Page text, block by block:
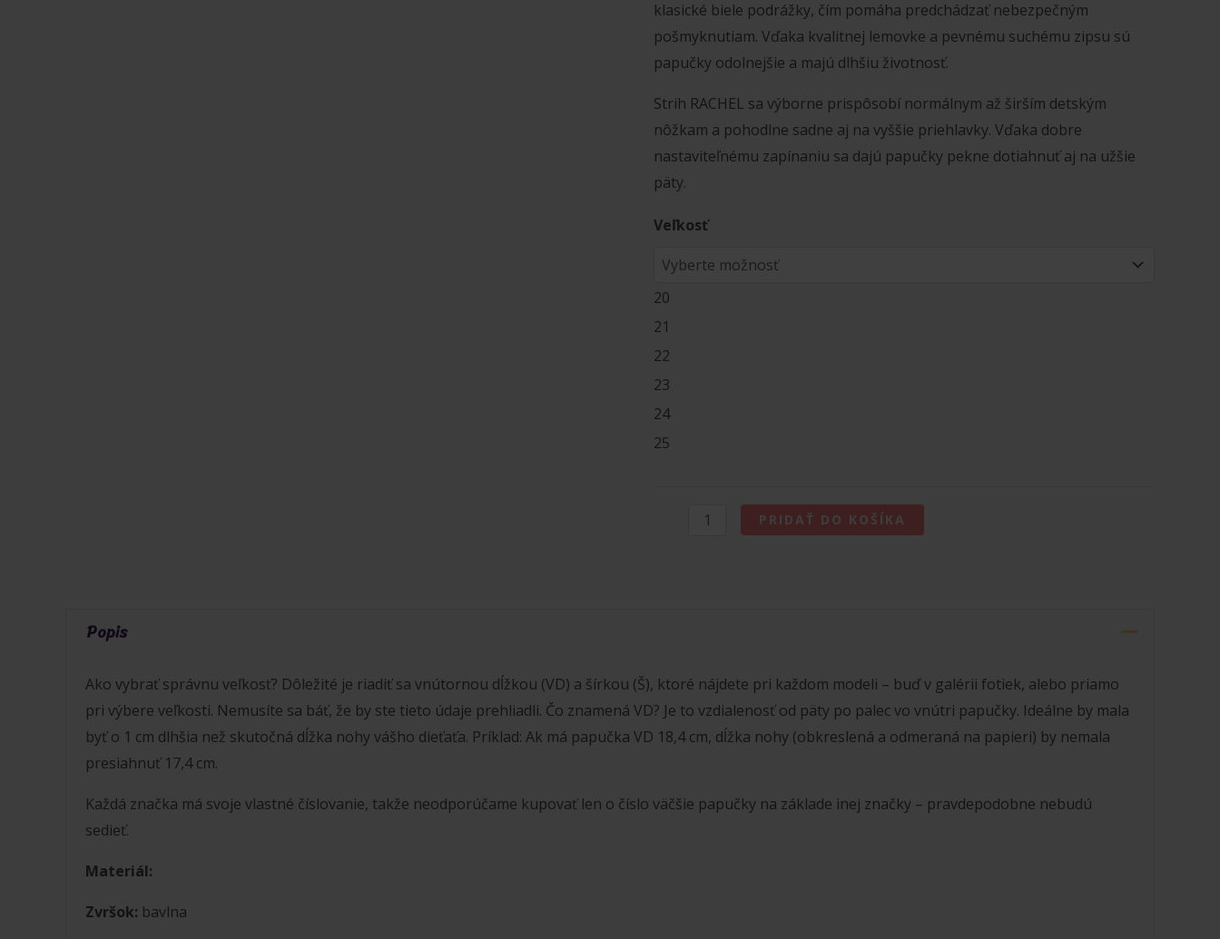
klasické biele podrážky, čím pomáha predchádzať nebezpečným
pošmyknutiam. Vďaka kvalitnej lemovke a pevnému suchému zipsu sú
papučky odolnejšie a majú dlhšiu životnosť.
Strih RACHEL sa výborne prispôsobí normálnym až širším detským
nôžkam a pohodlne sadne aj na vyššie priehlavky. Vďaka dobre
nastaviteľnému zapínaniu sa dajú papučky pekne dotiahnuť aj na užšie
päty.
Veľkosť
20
21
22
23
24
25
množstvo
PRIDAŤ DO KOŠÍKA
Popis
Ako vybrať správnu veľkosť? Dôležité je riadiť sa vnútornou dĺžkou (VD) a šírkou (Š), ktoré nájdete pri každom modeli – buď v galérii fotiek, alebo priamo
pri výbere veľkosti. Nemusíte sa báť, že by ste tieto údaje prehliadli. Čo znamená VD? Je to vzdialenosť od päty po palec vo vnútri papučky. Ideálne by mala
byť o 1 cm dlhšia než skutočná dĺžka nohy vášho dieťaťa. Príklad: Ak má papučka VD 18,4 cm, dĺžka nohy (obkreslená a odmeraná na papieri) by nemala
presiahnuť 17,4 cm.
Každá značka má svoje vlastné číslovanie, takže neodporúčame kupovať len o číslo väčšie papučky na základe inej značky – pravdepodobne nebudú
sedieť.
Materiál:
Zvršok: bavlna